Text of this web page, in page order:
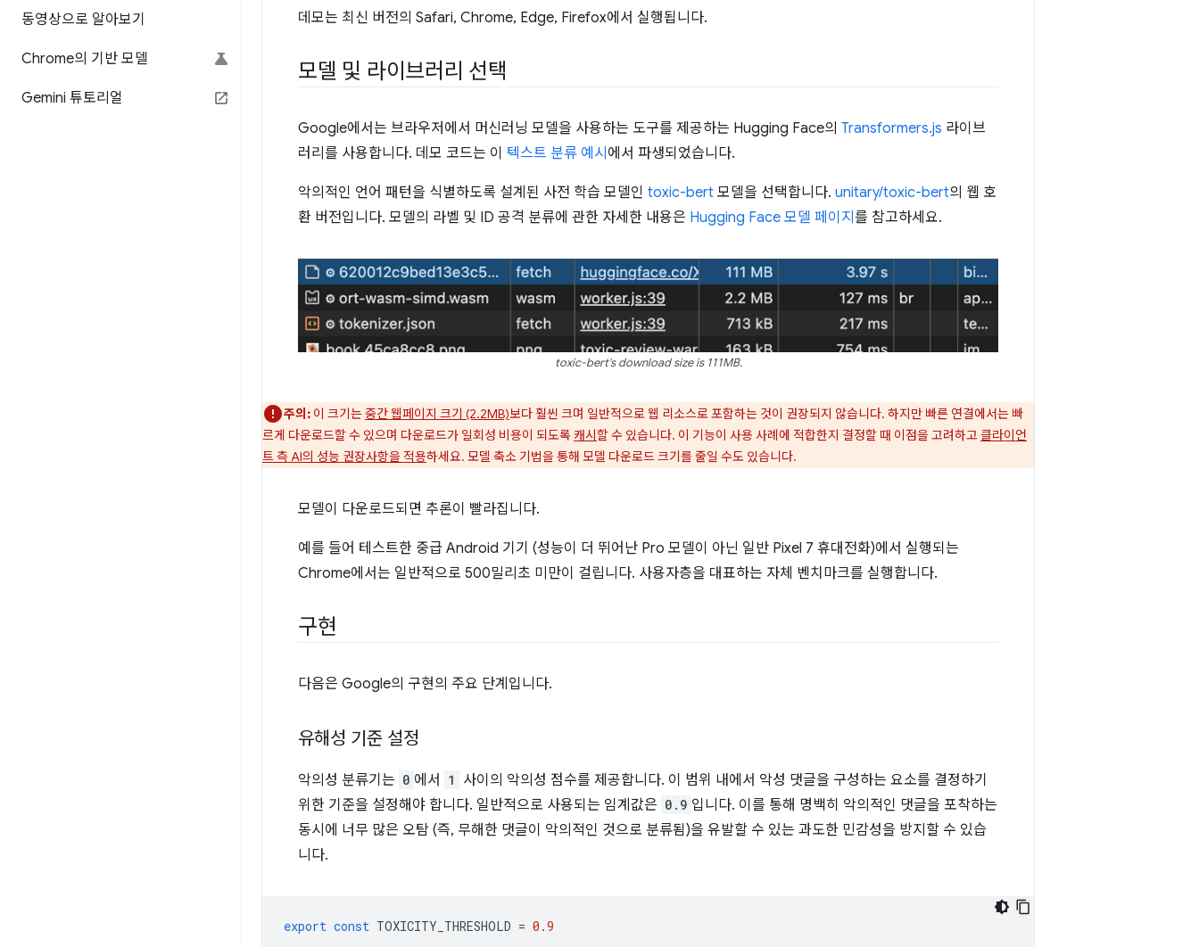
동영상으로 알아보기
Chrome의 기반 모델
Gemini 튜토리얼
데모는 최신 버전의 Safari, Chrome, Edge, Firefox에서 실행됩니다.
모델 및 라이브러리 선택
Google에서는 브라우저에서 머신러닝 모델을 사용하는 도구를 제공하는 Hugging Face의 Transformers.js 라이브
러리를 사용합니다. 데모 코드는 이 텍스트 분류 예시 에서 파생되었습니다.
악의적인 언어 패턴을 식별하도록 설계된 사전 학습 모델인 toxic-bert 모델을 선택합니다. unitary/toxic-bert의 웹 호
환 버전입니다. 모델의 라벨 및 ID 공격 분류에 관한 자세한 내용은 Hugging Face 모델 페이지 를 참고하세요.
toxic-bert's download size is 111MB.
주의: 이 크기는중간 웹페이지 크기 (2.2MB)보다 훨씬 크며 일반적으로 웹 리소스로 포함하는 것이 권장되지 않습니다. 하지만 빠른 연결에서는 빠
르게 다운로드할 수 있으며 다운로드가 일회성 비용이 되도록캐시 할 수 있습니다. 이 기능이 사용 사례에 적합한지 결정할 때 이점을 고려하고 클라이언
트 측 AI의 성능 권장사항을 적용하세요. 모델 축소 기법을 통해 모델 다운로드 크기를 줄일 수도 있습니다.
모델이 다운로드되면 추론이 빨라집니다.
예를 들어 테스트한 중급 Android 기기 (성능이 더 뛰어난 Pro 모델이 아닌 일반 Pixel 7 휴대전화)에서 실행되는
Chrome에서는 일반적으로 500밀리초 미만이 걸립니다. 사용자층을 대표하는 자체 벤치마크를 실행합니다.
구현
다음은 Google의 구현의 주요 단계입니다.
유해성 기준 설정
악의성 분류기는 0 에서 1
사이의 악의성 점수를 제공합니다. 이 범위 내에서 악성 댓글을 구성하는 요소를 결정하기
위한 기준을 설정해야 합니다. 일반적으로 사용되는 임계값은 0.9 입니다. 이를 통해 명백히 악의적인 댓글을 포착하는
동시에 너무 많은 오탐 (즉, 무해한 댓글이 악의적인 것으로 분류됨)을 유발할 수 있는 과도한 민감성을 방지할 수 있습
니다.
export const TOXICITY_THRESHOLD = 0.9